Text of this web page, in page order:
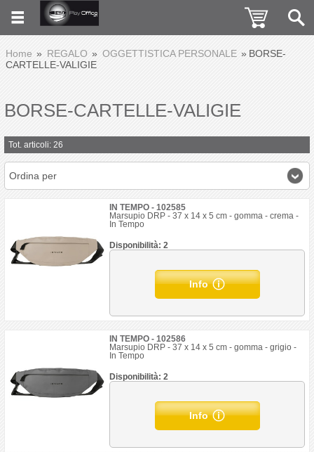
Home REGALO OGGETTISTICA PERSONALE
BORSE-
CARTELLE-VALIGIE
BORSE-CARTELLE-VALIGIE
Tot. articoli: 26
Ordina per
IN TEMPO - 102585
Marsupio DRP - 37 x 14 x 5 cm - gomma - crema -
In Tempo
Disponibilità: 2
Info
IN TEMPO - 102586
Marsupio DRP - 37 x 14 x 5 cm - gomma - grigio -
In Tempo
Disponibilità: 2
Info